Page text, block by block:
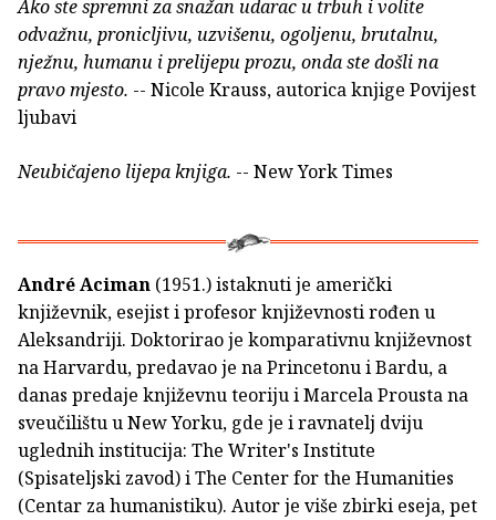
Ako ste spremni za snažan udarac u trbuh i volite
odvažnu, pronicljivu, uzvišenu, ogoljenu, brutalnu,
nježnu, humanu i prelijepu prozu, onda ste došli na
pravo mjesto. -- Nicole Krauss, autorica knjige Povijest
ljubavi
Neubičajeno lijepa knjiga. -- New York Times
André Aciman (1951.) istaknuti je američki
književnik, esejist i profesor književnosti rođen u
Aleksandriji. Doktorirao je komparativnu književnost
na Harvardu, predavao je na Princetonu i Bardu, a
danas predaje književnu teoriju i Marcela Prousta na
sveučilištu u New Yorku, gde je i ravnatelj dviju
uglednih institucija: The Writer's Institute
(Spisateljski zavod) i The Center for the Humanities
(Centar za humanistiku). Autor je više zbirki eseja, pet